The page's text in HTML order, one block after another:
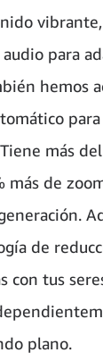
para
hemos
más
más de
de
con tus
plano.